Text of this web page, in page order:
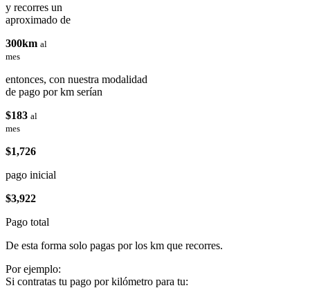
y recorres un
aproximado de
300km al
mes
entonces, con nuestra modalidad
de pago por km serían
$183 al
mes
$1,726
pago inicial
$3,922
Pago total
De esta forma solo pagas por los km que recorres.
Por ejemplo:
Si contratas tu pago por kilómetro para tu: